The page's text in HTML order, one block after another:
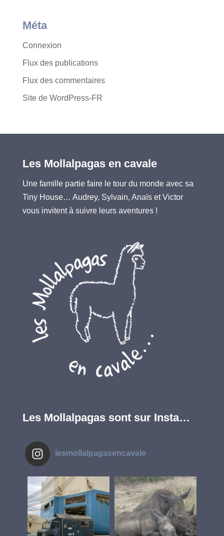
Méta
Connexion
Flux des publications
Flux des commentaires
Site de WordPress-FR
Les Mollalpagas en cavale
Une famille partie faire le tour du monde avec sa
Tiny House… Audrey, Sylvain, Anaïs et Victor
vous invitent à suivre leurs aventures !
Les Mollalpagas sont sur Insta…
lesmollalpagasencavale